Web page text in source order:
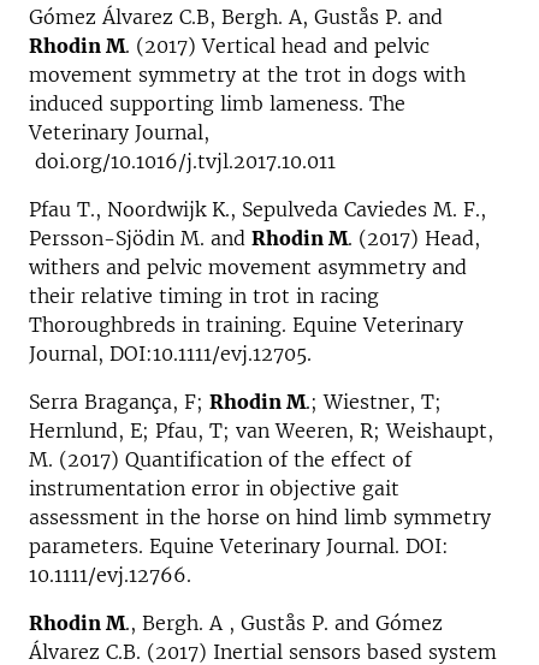
Gómez Álvarez C.B, Bergh. A, Gustås P. and
Rhodin M. (2017) Vertical head and pelvic
movement symmetry at the trot in dogs with
induced supporting limb lameness. The
Veterinary Journal,
doi.org/10.1016/j.tvjl.2017.10.011
Pfau T., Noordwijk K., Sepulveda Caviedes M. F.,
Persson-Sjödin M. and Rhodin M. (2017) Head,
withers and pelvic movement asymmetry and
their relative timing in trot in racing
Thoroughbreds in training. Equine Veterinary
Journal, DOI:10.1111/evj.12705.
Serra Bragança, F; Rhodin M.; Wiestner, T;
Hernlund, E; Pfau, T; van Weeren, R; Weishaupt,
M. (2017) Quantification of the effect of
instrumentation error in objective gait
assessment in the horse on hind limb symmetry
parameters. Equine Veterinary Journal. DOI:
10.1111/evj.12766.
Rhodin M., Bergh. A , Gustås P. and Gómez
Álvarez C.B. (2017) Inertial sensors based system